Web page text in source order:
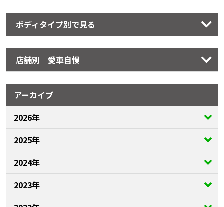
ボディタイプ別で見る
店舗別 愛車自慢
アーカイブ
2026年
2025年
2024年
2023年